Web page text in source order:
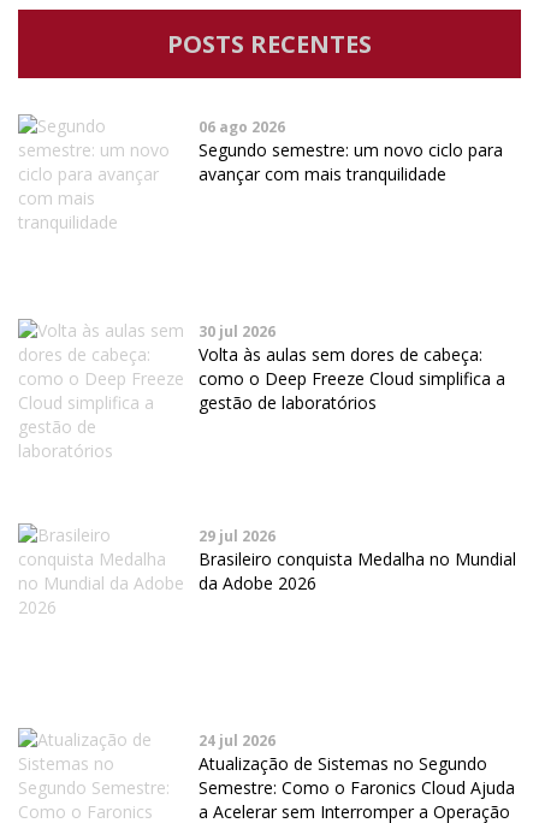
POSTS RECENTES
06 ago 2026
Segundo semestre: um novo ciclo para
avançar com mais tranquilidade
30 jul 2026
Volta às aulas sem dores de cabeça:
como o Deep Freeze Cloud simplifica a
gestão de laboratórios
29 jul 2026
Brasileiro conquista Medalha no Mundial
da Adobe 2026
24 jul 2026
Atualização de Sistemas no Segundo
Semestre: Como o Faronics Cloud Ajuda
a Acelerar sem Interromper a Operação